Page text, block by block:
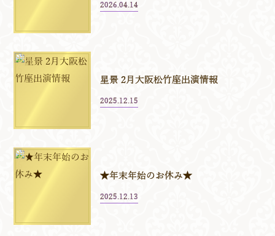
2026.04.14
星景 2月大阪松竹座出演情報
2025.12.15
★年末年始のお休み★
2025.12.13